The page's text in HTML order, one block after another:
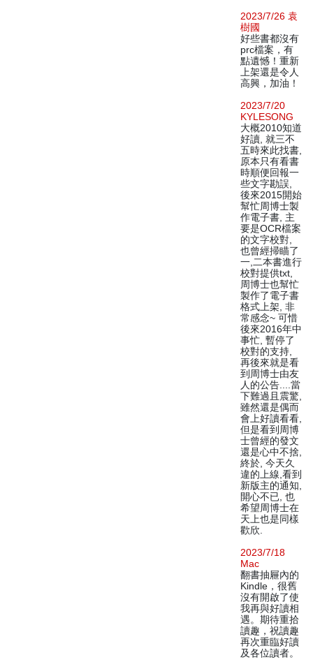
2023/7/26 袁
樹國
好些書都沒有
prc檔案，有
點遺憾！重新
上架還是令人
高興，加油！
2023/7/20
KYLESONG
大概2010知道
好讀, 就三不
五時來此找書,
原本只有看書
時順便回報一
些文字勘誤,
後來2015開始
幫忙周博士製
作電子書, 主
要是OCR檔案
的文字校對,
也曾經掃瞄了
一,二本書進行
校對提供txt,
周博士也幫忙
製作了電子書
格式上架, 非
常感念~ 可惜
後來2016年中
事忙, 暫停了
校對的支持,
再後來就是看
到周博士由友
人的公告....當
下難過且震驚,
雖然還是偶而
會上好讀看看,
但是看到周博
士曾經的發文
還是心中不捨,
終於, 今天久
違的上線,看到
新版主的通知,
開心不已, 也
希望周博士在
天上也是同樣
歡欣.
2023/7/18
Mac
翻書抽屜內的
Kindle，很舊
沒有開啟了使
我再與好讀相
遇。期待重拾
讀趣，祝讀趣
再次重臨好讀
及各位讀者。